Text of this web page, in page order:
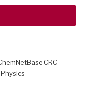
CRC